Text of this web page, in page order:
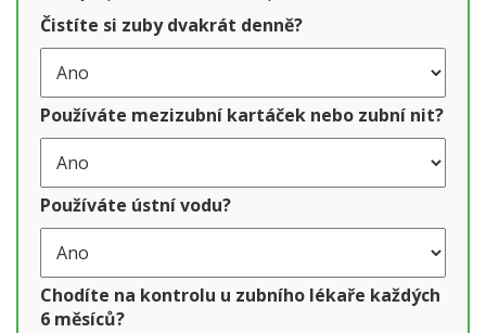
Čistíte si zuby dvakrát denně?
Používáte mezizubní kartáček nebo zubní nit?
Používáte ústní vodu?
Chodíte na kontrolu u zubního lékaře každých
6 měsíců?